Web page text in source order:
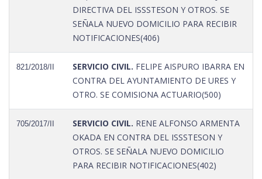
DIRECTIVA DEL ISSSTESON Y OTROS. SE
SEÑALA NUEVO DOMICILIO PARA RECIBIR
NOTIFICACIONES(406)
821/2018/II SERVICIO CIVIL. FELIPE AISPURO IBARRA EN
CONTRA DEL AYUNTAMIENTO DE URES Y
OTRO. SE COMISIONA ACTUARIO(500)
705/2017/II SERVICIO CIVIL. RENE ALFONSO ARMENTA
OKADA EN CONTRA DEL ISSSTESON Y
OTROS. SE SEÑALA NUEVO DOMICILIO
PARA RECIBIR NOTIFICACIONES(402)